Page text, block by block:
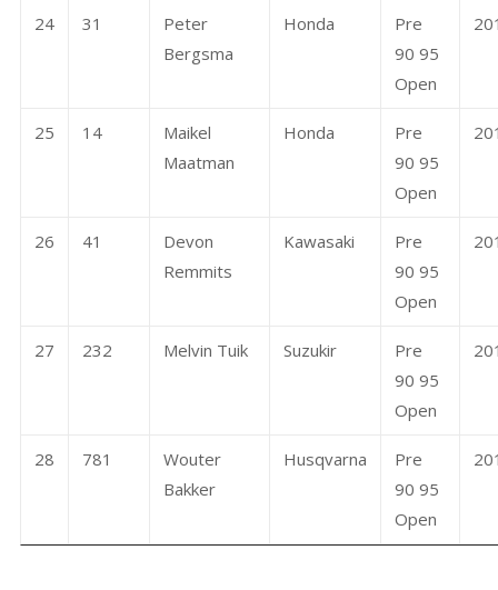
24 31
Peter
Bergsma
Honda
Pre
90 95
Open
25 14
Maikel
Maatman
Honda
Pre
90 95
Open
26 41
Devon
Remmits
Kawasaki
Pre
90 95
Open
27 232 Melvin Tuik Suzukir
Pre
90 95
Open
28 781
Wouter
Bakker
Husqvarna
Pre
90 95
Open